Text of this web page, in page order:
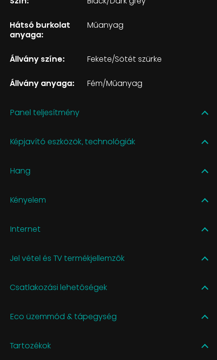
Hátsó burkolat
anyaga:
Műanyag
Állvány színe: Fekete/Sötét szürke
Állvány anyaga: Fém/Műanyag
Panel teljesítmény
Képjavító eszközök, technológiák
Hang
Kényelem
Internet
Jel vétel és TV termékjellemzők
Csatlakozási lehetőségek
Eco üzemmód & tápegység
Tartozékok